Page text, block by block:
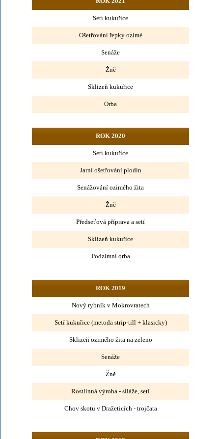
Setí kukuřice
Ošetřování řepky ozimé
Senáže
Žně
Sklizeň kukuřice
Orba
ROK 2020
Setí kukuřice
Jarní ošetřování plodin
Senážování ozimého žita
Žně
Předseťová příprava a setí
Sklizeň kukuřice
Podzimní orba
ROK 2019
Nový rybník v Mokrovratech
Setí kukuřice (metoda strip-till + klasicky)
Sklizeň ozimého žita na zeleno
Senáže
Žně
Rostlinná výroba - siláže, setí
Chov skotu v Dražeticích - trojčata